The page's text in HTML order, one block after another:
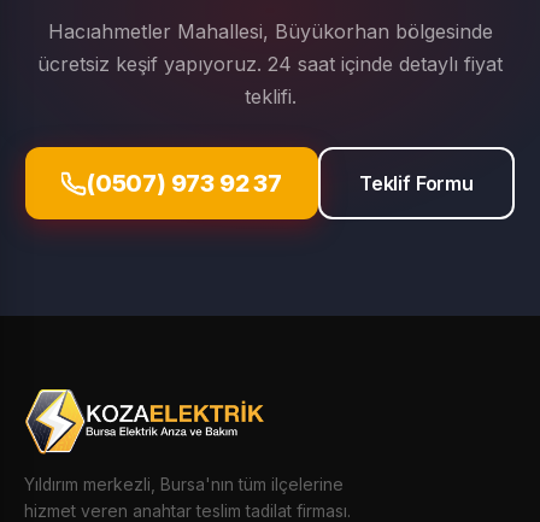
Hacıahmetler Mahallesi, Büyükorhan bölgesinde
ücretsiz keşif yapıyoruz. 24 saat içinde detaylı fiyat
teklifi.
(0507) 973 92 37 Teklif Formu
Yıldırım merkezli, Bursa'nın tüm ilçelerine
hizmet veren anahtar teslim tadilat firması.